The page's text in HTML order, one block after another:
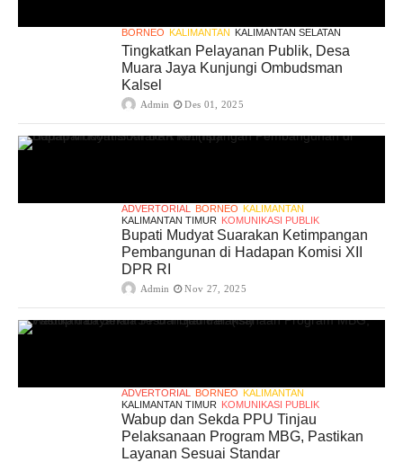
BORNEO KALIMANTAN KALIMANTAN SELATAN
Tingkatkan Pelayanan Publik, Desa
Muara Jaya Kunjungi Ombudsman
Kalsel
Admin Des 01, 2025
ADVERTORIAL BORNEO KALIMANTAN
KALIMANTAN TIMUR KOMUNIKASI PUBLIK
Bupati Mudyat Suarakan Ketimpangan
Pembangunan di Hadapan Komisi XII
DPR RI
Admin Nov 27, 2025
ADVERTORIAL BORNEO KALIMANTAN
KALIMANTAN TIMUR KOMUNIKASI PUBLIK
Wabup dan Sekda PPU Tinjau
Pelaksanaan Program MBG, Pastikan
Layanan Sesuai Standar